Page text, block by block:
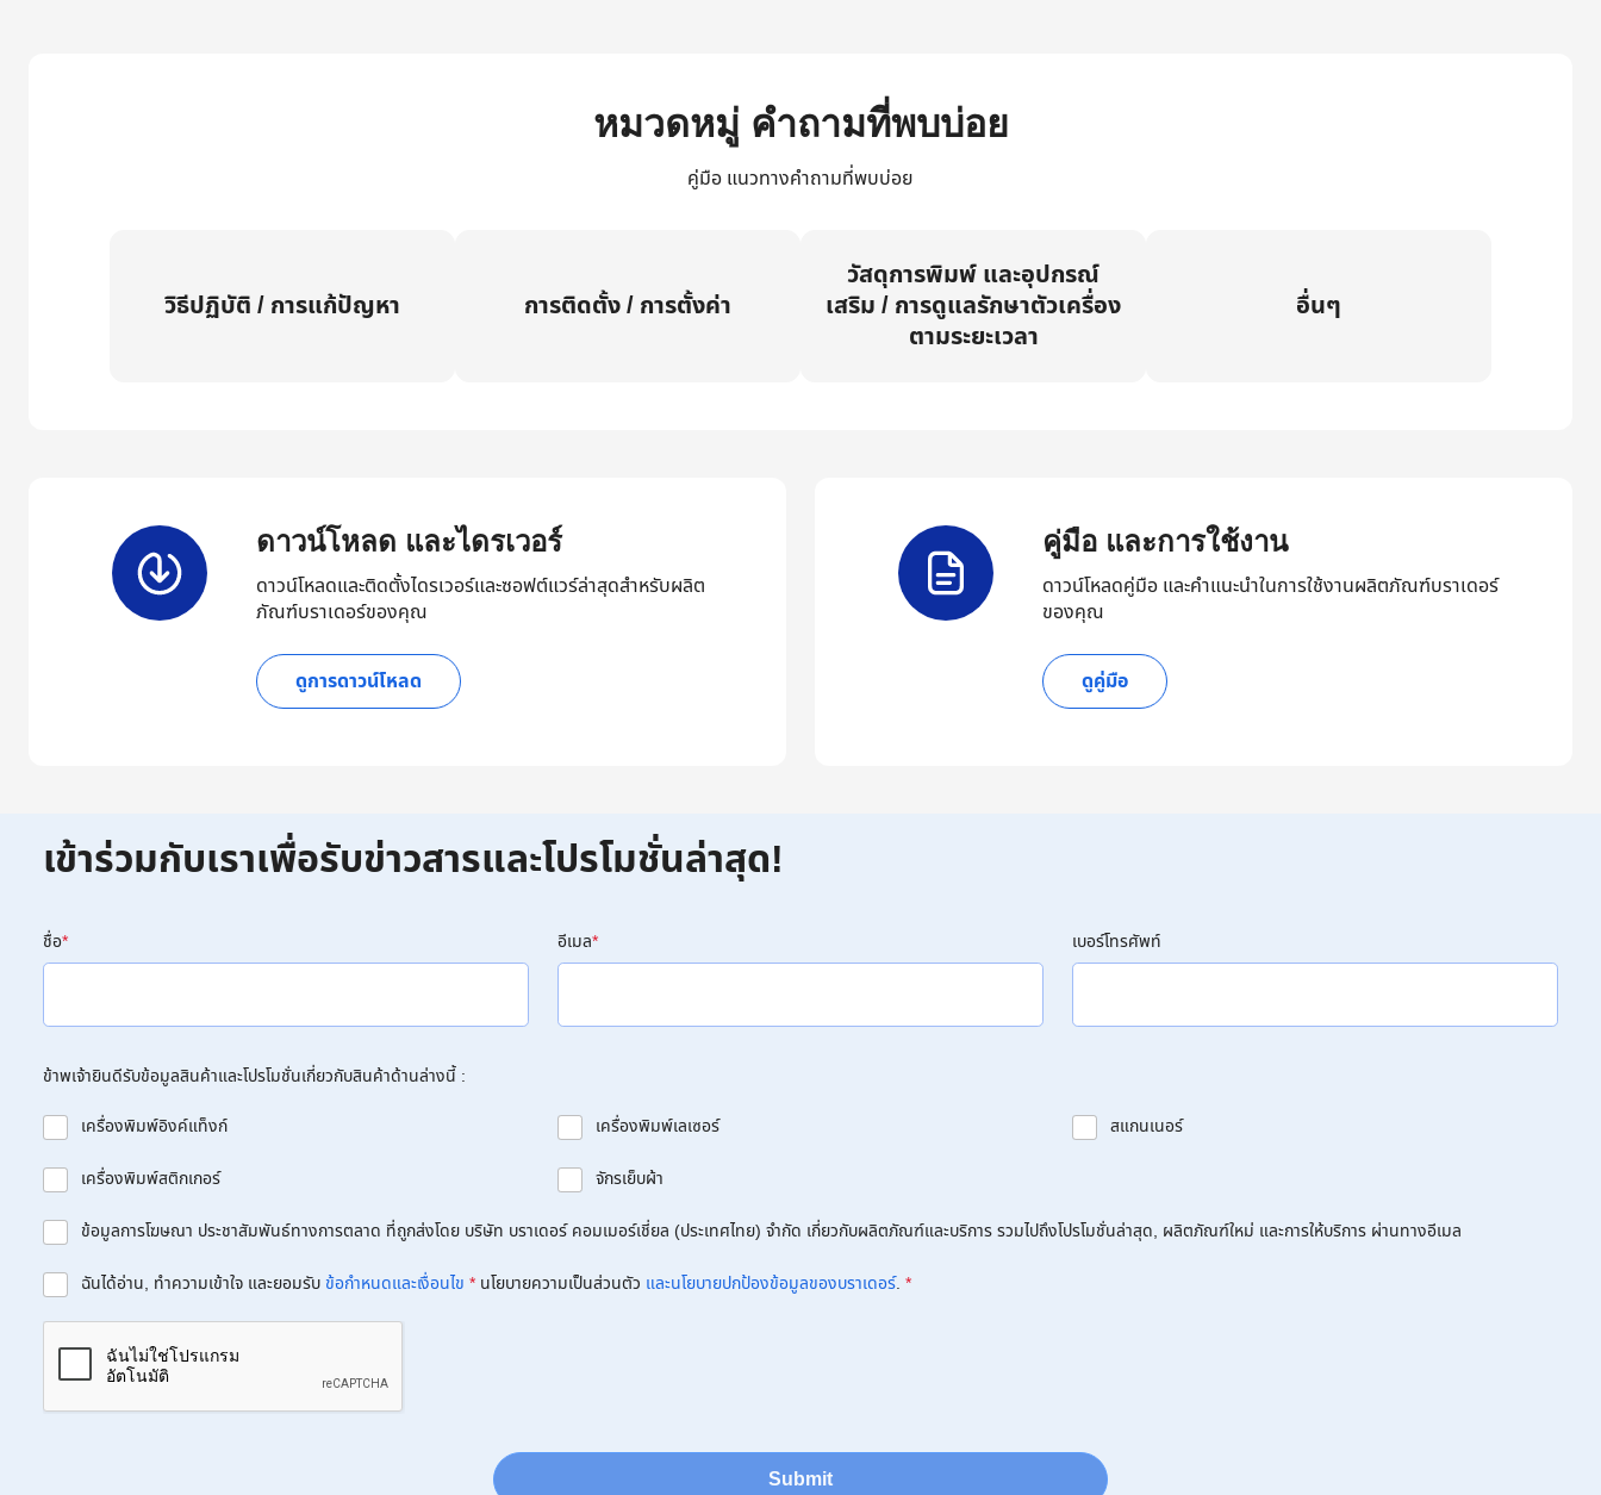
หมวดหมู่ คำถามที่พบบ่อย
คู่มือ แนวทางคำถามที่พบบ่อย
วิธีปฏิบัติ / การแก้ปัญหา การติดตั้ง / การตั้งค่า
วัสดุการพิมพ์ และอุปกรณ์
เสริม / การดูแลรักษาตัวเครื่อง
ตามระยะเวลา
อื่นๆ
ดาวน์โหลด และไดรเวอร์
ดาวน์โหลดและติดตั้งไดรเวอร์และซอฟต์แวร์ล่าสุดสำหรับผลิต
ภัณฑ์บราเดอร์ของคุณ
ดูการดาวน์โหลด
คู่มือ และการใช้งาน
ดาวน์โหลดคู่มือ และคำแนะนำในการใช้งานผลิตภัณฑ์บราเดอร์
ของคุณ
ดูคู่มือ
เข้าร่วมกับเราเพื่อรับข่าวสารและโปรโมชั่นล่าสุด!
ชื่อ* อีเมล* เบอร์โทรศัพท์
ข้าพเจ้ายินดีรับข้อมูลสินค้าและโปรโมชั่นเกี่ยวกับสินค้าด้านล่างนี้ :
เครื่องพิมพ์อิงค์แท็งก์
เครื่องพิมพ์เลเซอร์ สแกนเนอร์
เครื่องพิมพ์สติกเกอร์ จักรเย็บผ้า
ข้อมูลการโฆษณา ประชาสัมพันธ์ทางการตลาด ที่ถูกส่งโดย บริษัท บราเดอร์ คอมเมอร์เชี่ยล (ประเทศไทย) จำกัด เกี่ยวกับผลิตภัณฑ์และบริการ รวมไปถึงโปรโมชั่นล่าสุด, ผลิตภัณฑ์ใหม่ และการให้บริการ ผ่านทางอีเมล
ฉันได้อ่าน, ทำความเข้าใจ และยอมรับข้อกำหนดและเงื่อนไข * นโยบายความเป็นส่วนตัว และนโยบายปกป้องข้อมูลของบราเดอร์. *
Submit